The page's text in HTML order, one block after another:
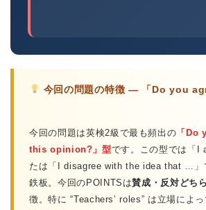
今回の問題の特徴 — 「Do you
今回の問題は英検2級で最も頻出の 「Do
this opinion?」型です。この型では「I
たは「I disagree with the idea that …」
鉄板。今回のPOINTSは賛成・反対どち
徴。特に “Teachers’ roles” は立場によ